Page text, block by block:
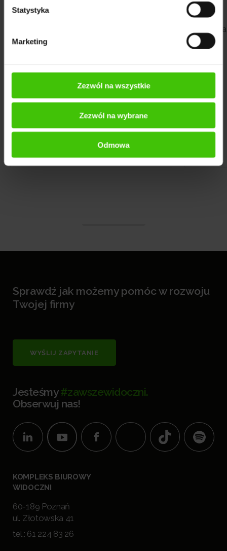
Statystyka
Marketing
Zezwól na wszystkie
Zezwól na wybrane
Odmowa
Szkoła języków
Sprawdź jak możemy pomóc w rozwoju
Twojej firmy
WYŚLIJ ZAPYTANIE
Jesteśmy#zawszewidoczni.
Obserwuj nas!
KOMPLEKS BIUROWY
WIDOCZNI
60-189 Poznań
ul. Złotowska 41
tel.: 61 224 83 26